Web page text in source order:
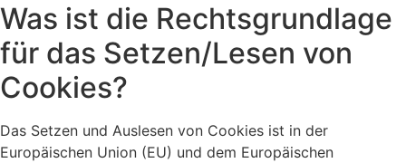
Was ist die Rechtsgrundlage
für das Setzen/Lesen von
Cookies?
Das Setzen und Auslesen von Cookies ist in der
Europäischen Union (EU) und dem Europäischen